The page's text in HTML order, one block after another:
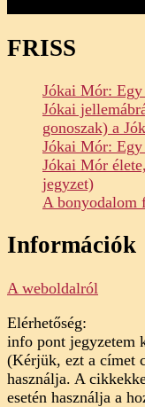
FRISS
Jókai Mór: Egy
Jókai
gonoszak) a
Jókai Mór: Egy
Jókai Mór
jegyzet)
A bonyodalom
Információk
A weboldalról
Elérhetőség:
info pont jegyzetem
(Kérjük, ezt a címet
használja. A
esetén használja a